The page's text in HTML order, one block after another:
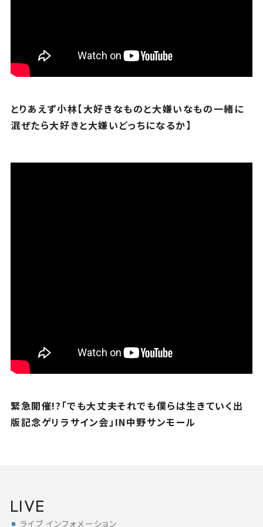
とりあえず小林【大好きなものと大嫌いなもの一緒に
混ぜたら大好きと大嫌いどっちになるか】
緊急開催!?「でも大丈夫それでも僕らは生きていく出
版記念ゲリラサイン会」IN中野サンモール
LIVE
ライブ インフォメーション